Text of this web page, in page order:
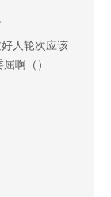
人轮次应该
啊（）